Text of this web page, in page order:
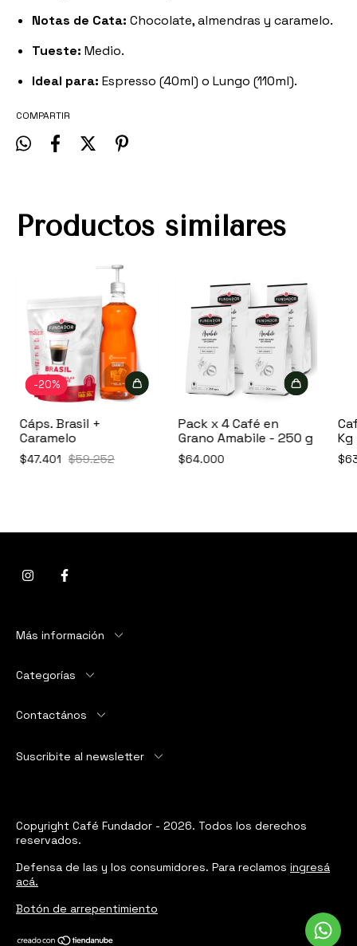
Notas de Cata: Chocolate, almendras y caramelo.
Tueste: Medio.
Ideal para: Espresso (40ml) o Lungo (110ml).
COMPARTIR
Productos similares
-20%
Cáps. Brasil +
Caramelo
$47.401 $59.252
Pack x 4 Café en
Grano Amabile - 250 g
$64.000
Kg
Más información
Categorías
Contactános
Suscribite al newsletter
Copyright Café Fundador - 2026. Todos los derechos
reservados.
Defensa de las y los consumidores. Para reclamos ingresá
acá.
Botón de arrepentimiento